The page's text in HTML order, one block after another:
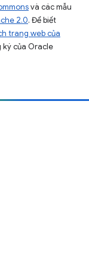
và các mẫu
2.0. Để biết
trang web của
ký của Oracle